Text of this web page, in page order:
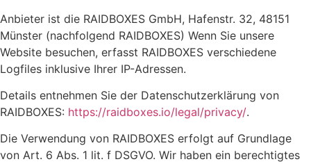
Anbieter ist die RAIDBOXES GmbH, Hafenstr. 32, 48151
Münster (nachfolgend RAIDBOXES) Wenn Sie unsere
Website besuchen, erfasst RAIDBOXES verschiedene
Logfiles inklusive Ihrer IP-Adressen.
Details entnehmen Sie der Datenschutzerklärung von
RAIDBOXES: https://raidboxes.io/legal/privacy/.
Die Verwendung von RAIDBOXES erfolgt auf Grundlage
von Art. 6 Abs. 1 lit. f DSGVO. Wir haben ein berechtigtes